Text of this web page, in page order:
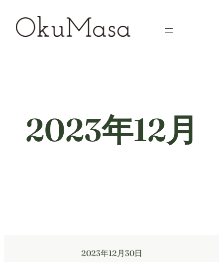
2023年12月
2023年12月30日